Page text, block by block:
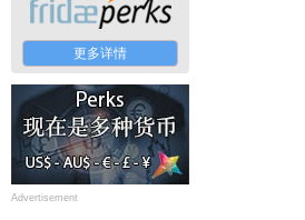
更多详情
Advertisement